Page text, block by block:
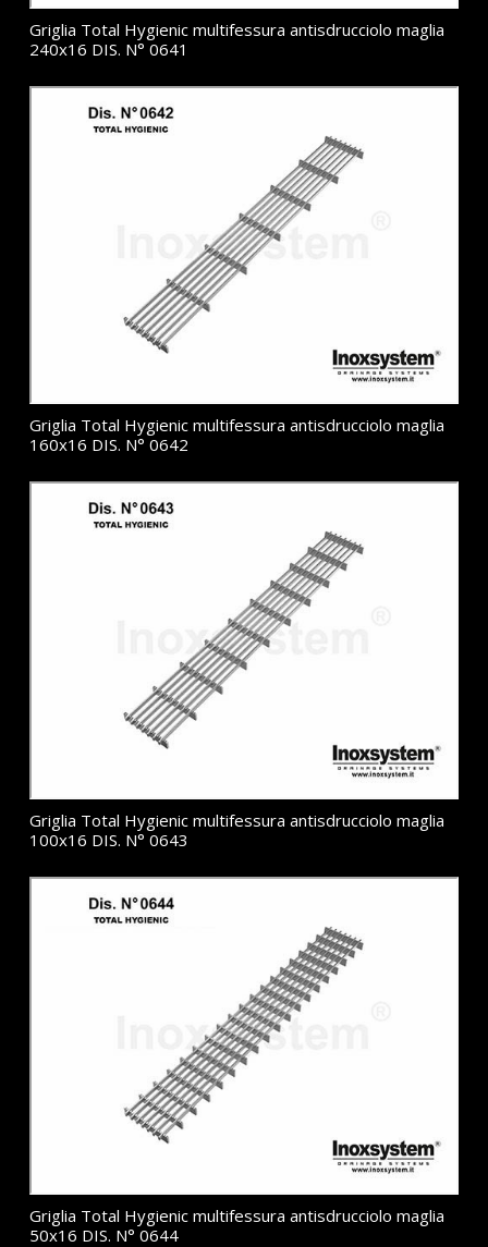
Griglia Total Hygienic multifessura antisdrucciolo maglia
240x16 DIS. N° 0641
Griglia Total Hygienic multifessura antisdrucciolo maglia
160x16 DIS. N° 0642
Griglia Total Hygienic multifessura antisdrucciolo maglia
100x16 DIS. N° 0643
Griglia Total Hygienic multifessura antisdrucciolo maglia
50x16 DIS. N° 0644